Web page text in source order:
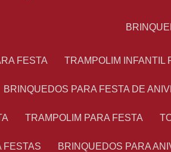
FESTA TRAMPOLIM INFANTIL
BRINQUEDOS PARA FESTA DE
TRAMPOLIM PARA FESTA
FESTAS BRINQUEDOS PARA